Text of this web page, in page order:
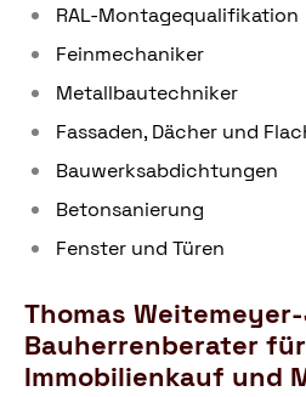
RAL-Montagequalifikation
Feinmechaniker
Metallbautechniker
Fassaden, Dächer und
Bauwerksabdichtungen
Betonsanierung
Fenster und Türen
Thomas
Bauherrenberater
Immobilienkauf und